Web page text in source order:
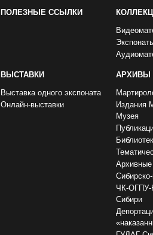
ПОЛЕЗНЫЕ ССЫЛКИ
ВЫСТАВКИ
Выставка одного экспоната
Онлайн-выставки
АРХИВЫ
Издания
Музея
ЧК-
Сибири